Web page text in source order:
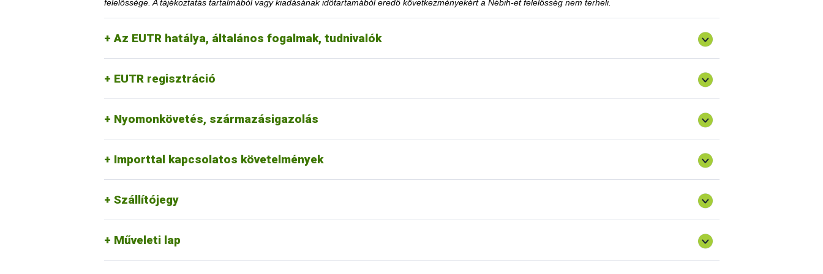
felelőssége. A tájékoztatás tartalmából vagy kiadásának időtartamából eredő következményekért a Nébih-et felelősség nem terheli.
Az EUTR hatálya, általános fogalmak, tudnivalók
EUTR regisztráció
Nyomonkövetés, származásigazolás
Importtal kapcsolatos követelmények
Szállítójegy
Műveleti lap
1. Mennyi idő múlva kerülhetek le a honlapon közzétett jogsértések listájáról?
A közzétételtől számított ötödik év leteltekor. A tevékenység korlátozásra utaló határozati részt hamarabb is el lehet távolítani, amennyiben az ügyfél
igazolja, hogy a korlátozás megszüntetéséhez szükséges feltételt teljesítette.
2. Erdővédelmi bírság kiszabása esetén fordulhatok-e a hatósághoz méltányossági kérelemmel?